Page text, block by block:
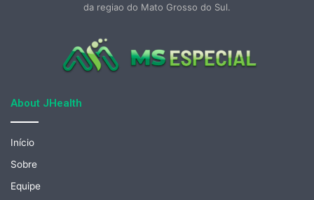
da regiao do Mato Grosso do Sul.
About JHealth
Início
Sobre
Equipe